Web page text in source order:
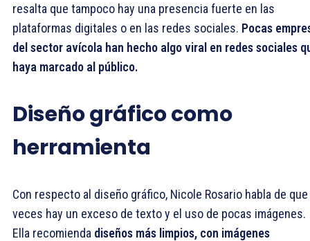
resalta que tampoco hay una presencia fuerte en las
plataformas digitales o en las redes sociales. Pocas
del sector avícola han hecho algo viral en redes sociales
haya marcado al público.
Diseño gráfico como
herramienta
Con respecto al diseño gráfico, Nicole Rosario habla de que
veces hay un exceso de texto y el uso de pocas imágenes.
Ella recomienda diseños más limpios, con imágenes